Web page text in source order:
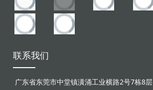
联系我们
广东省东莞市中堂镇潢涌工业横路2号7栋8层